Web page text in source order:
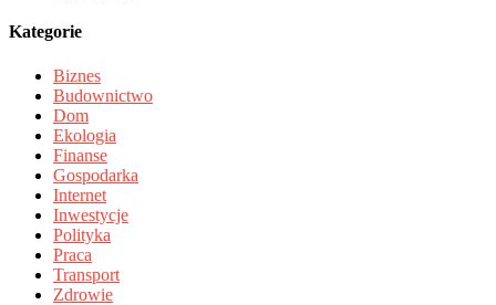
Kategorie
Biznes
Budownictwo
Dom
Ekologia
Finanse
Gospodarka
Internet
Inwestycje
Polityka
Praca
Transport
Zdrowie